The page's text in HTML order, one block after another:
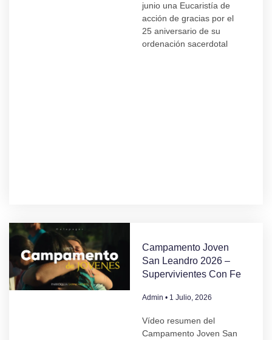
junio una Eucaristía de
acción de gracias por el
25 aniversario de su
ordenación sacerdotal
Campamento Joven
San Leandro 2026 –
Supervivientes Con Fe
Admin 1 Julio, 2026
Vídeo resumen del
Campamento Joven San